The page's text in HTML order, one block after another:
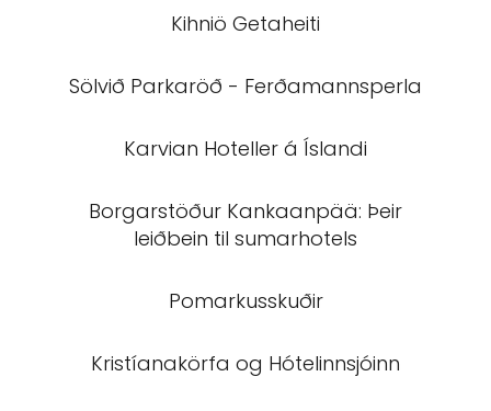
Kihniö Getaheiti
Sölvið Parkaröð - Ferðamannsperla
Karvian Hoteller á Íslandi
Borgarstöður Kankaanpää: Þeir
leiðbein til sumarhotels
Pomarkusskuðir
Kristíanakörfa og Hótelinnsjóinn